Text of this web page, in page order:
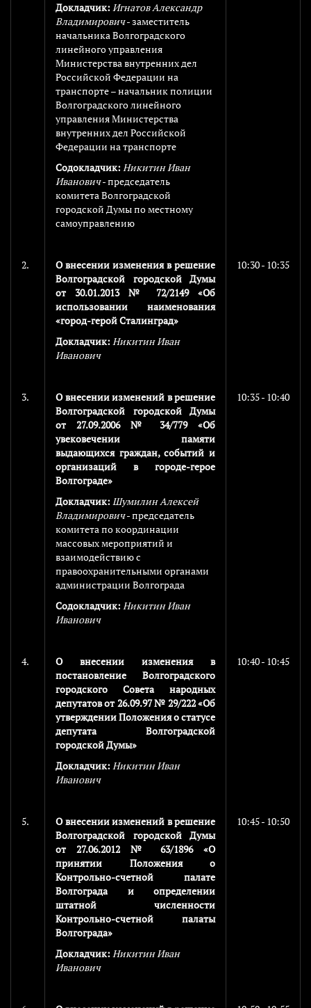
Докладчик: Игнатов Александр
Владимирович- заместитель
начальника Волгоградского
линейного управления
Министерства внутренних дел
Российской Федерации на
транспорте – начальник полиции
Волгоградского линейного
управления Министерства
внутренних дел Российской
Федерации на транспорте
Содокладчик: Никитин Иван
Иванович- председатель
комитета Волгоградской
городской Думы по местному
самоуправлению
2.
О внесении изменения в решение
Волгоградской городской Думы
от 30.01.2013 № 72/2149 «Об
использовании наименования
«город-герой Сталинград»
Докладчик: Никитин Иван
Иванович
10:30 - 10:35
3.
О внесении изменений в решение
Волгоградской городской Думы
от 27.09.2006 № 34/779 «Об
увековечении памяти
выдающихся граждан, событий и
организаций в городе-герое
Волгограде»
Докладчик: Шумилин Алексей
Владимирович- председатель
комитета по координации
массовых мероприятий и
взаимодействию с
правоохранительными органами
администрации Волгограда
Содокладчик: Никитин Иван
Иванович
10:35 - 10:40
4.
О внесении изменения в
постановление Волгоградского
городского Совета народных
депутатов от 26.09.97 № 29/222 «Об
утверждении Положения о статусе
депутата Волгоградской
городской Думы»
Докладчик: Никитин Иван
Иванович
10:40 - 10:45
5.
О внесении изменений в решение
Волгоградской городской Думы
от 27.06.2012 № 63/1896 «О
принятии Положения о
Контрольно-счетной палате
Волгограда и определении
штатной численности
Контрольно-счетной палаты
Волгограда»
Докладчик: Никитин Иван
Иванович
10:45 - 10:50